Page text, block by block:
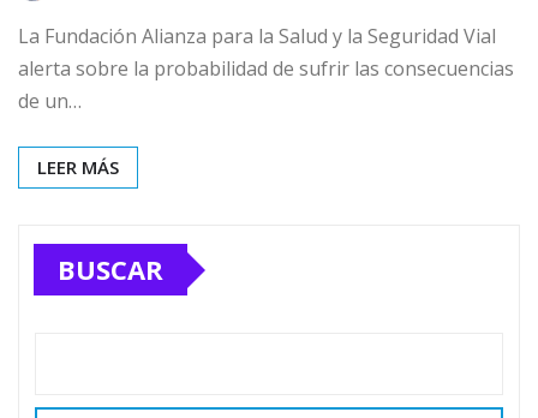
La Fundación Alianza para la Salud y la Seguridad Vial
alerta sobre la probabilidad de sufrir las consecuencias
de un…
LEER MÁS
BUSCAR